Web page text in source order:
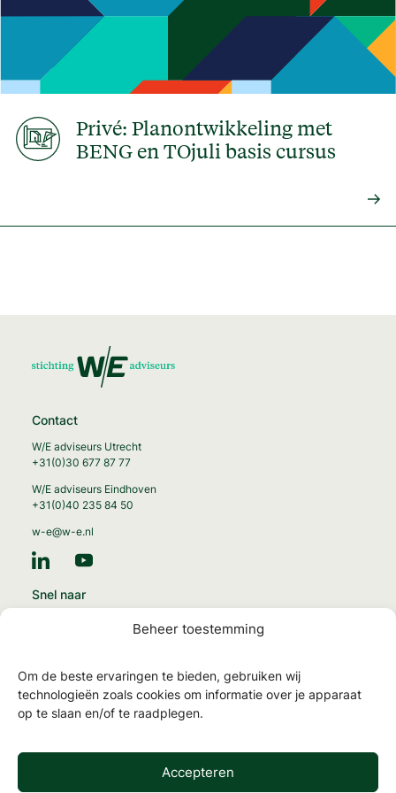
Beheer toestemming
Om de beste ervaringen te bieden, gebruiken wij
technologieën zoals cookies om informatie over je apparaat
op te slaan en/of te raadplegen.
Accepteren
Privé: Planontwikkeling met
BENG en TOjuli basis cursus
Contact
W/E adviseurs Utrecht
+31(0)30 677 87 77
W/E adviseurs Eindhoven
+31(0)40 235 84 50
w-e@w-e.nl
Snel naar
MilieuPrestatie Gebouwen
NTA 8800 en energielabels